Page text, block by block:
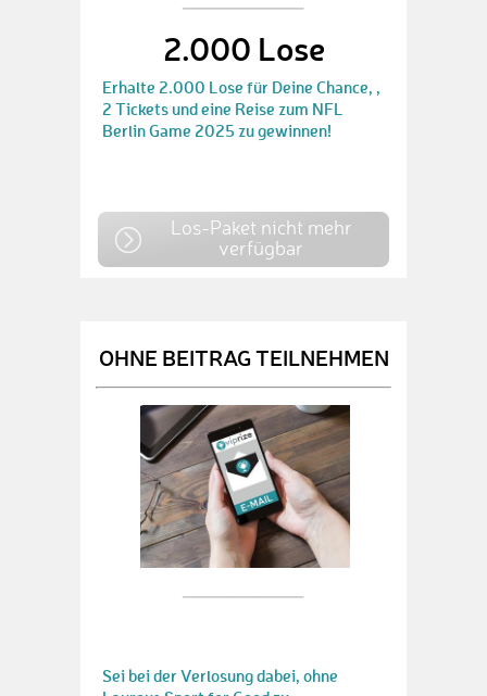
2.000 Lose
Erhalte 2.000 Lose für Deine Chance, ,
2 Tickets und eine Reise zum NFL
Berlin Game 2025 zu gewinnen!
Los-Paket nicht mehr
verfügbar
OHNE BEITRAG TEILNEHMEN
Sei bei der Verlosung dabei, ohne